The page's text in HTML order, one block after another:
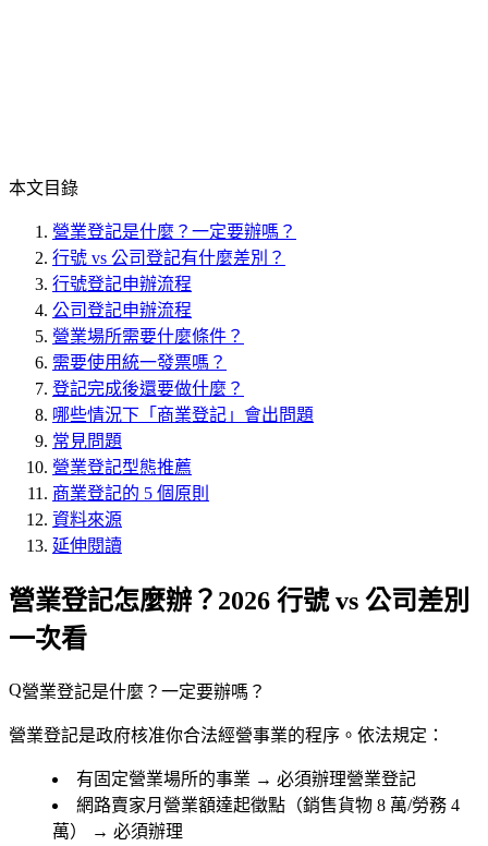
本文目錄
營業登記是什麼？一定要辦嗎？
行號 vs 公司登記有什麼差別？
行號登記申辦流程
公司登記申辦流程
營業場所需要什麼條件？
需要使用統一發票嗎？
登記完成後還要做什麼？
哪些情況下「商業登記」會出問題
常見問題
營業登記型態推薦
商業登記的 5 個原則
資料來源
延伸閱讀
營業登記怎麼辦？2026 行號 vs 公司差別
一次看
營業登記是什麼？一定要辦嗎？
營業登記是政府核准你合法經營事業的程序。依法規定：
有固定營業場所的事業 → 必須辦理營業登記
網路賣家月營業額達起徵點（銷售貨物 8 萬/勞務 4
萬） → 必須辦理